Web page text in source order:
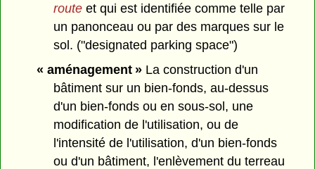
route et qui est identifiée comme telle par
un panonceau ou par des marques sur le
sol. ("designated parking space")
« aménagement »La construction d'un
bâtiment sur un bien-fonds, au-dessus
d'un bien-fonds ou en sous-sol, une
modification de l'utilisation, ou de
l'intensité de l'utilisation, d'un bien-fonds
ou d'un bâtiment, l'enlèvement du terreau